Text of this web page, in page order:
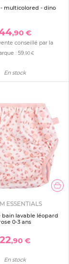
- multicolored - dino
,90 €
conseillé par la
:59,90 €
En stock
ESSENTIALS
bain lavable léopard
0-3 ans
22,90 €
En stock